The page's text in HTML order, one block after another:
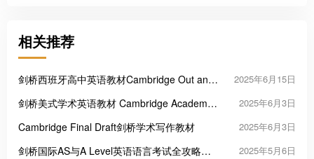
相关推荐
剑桥西班牙高中英语教材Cambridge Out and
2025年6月15日
剑桥美式学术英语教材 Cambridge Academic
2025年6月3日
Cambridge Final Draft剑桥学术写作教材 2025年6月3日
剑桥国际AS与A Level英语语言考试全攻略
2025年5月6日